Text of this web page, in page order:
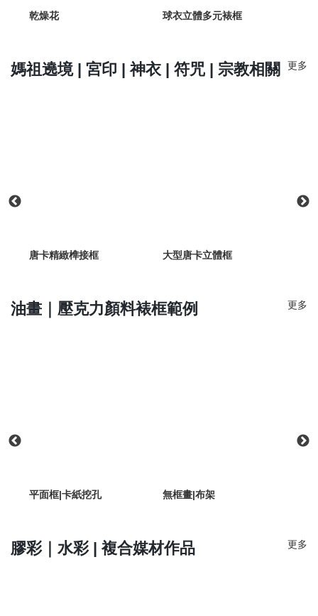
乾燥花 球衣立體多元裱框
媽祖遶境 | 宮印 | 神衣 | 符咒 | 宗教相關 更多
唐卡精緻榫接框 大型唐卡立體框
油畫｜壓克力顏料裱框範例 更多
平面框|卡紙挖孔 無框畫|布架
膠彩｜水彩 | 複合媒材作品 更多